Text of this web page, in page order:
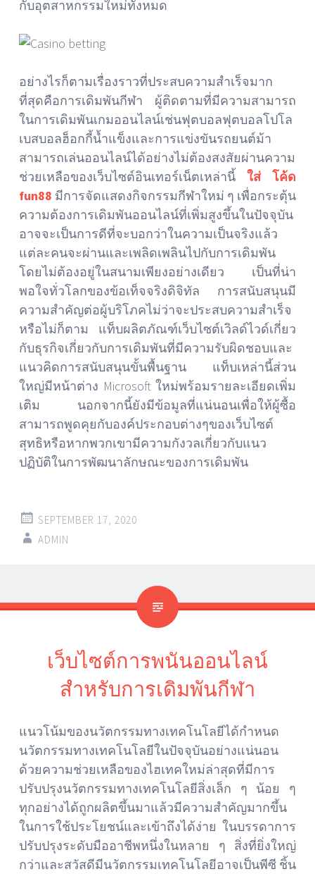
กับอุตสาหกรรมใหม่ทั้งหมด
อย่างไรก็ตามเรื่องราวที่ประสบความสำเร็จมาก
ที่สุดคือการเดิมพันกีฬา ผู้ติดตามที่มีความสามารถ
ในการเดิมพันเกมออนไลน์เช่นฟุตบอลฟุตบอลโปโล
เบสบอลฮ็อกกี้น้ำแข็งและการแข่งขันรถยนต์ม้า
สามารถเล่นออนไลน์ได้อย่างไม่ต้องสงสัยผ่านความ
ช่วยเหลือของเว็บไซต์อินเทอร์เน็ตเหล่านี้ ใส่ โค้ด
fun88 มีการจัดแสดงกิจกรรมกีฬาใหม่ ๆ เพื่อกระตุ้น
ความต้องการเดิมพันออนไลน์ที่เพิ่มสูงขึ้นในปัจจุบัน
อาจจะเป็นการดีที่จะบอกว่าในความเป็นจริงแล้ว
แต่ละคนจะผ่านและเพลิดเพลินไปกับการเดิมพัน
โดยไม่ต้องอยู่ในสนามเพียงอย่างเดียว เป็นที่น่า
พอใจทั่วโลกของข้อเท็จจริงดิจิทัล การสนับสนุนมี
ความสำคัญต่อผู้บริโภคไม่ว่าจะประสบความสำเร็จ
หรือไม่ก็ตาม แท็บผลิตภัณฑ์เว็บไซต์เวิลด์ไวด์เกี่ยว
กับธุรกิจเกี่ยวกับการเดิมพันที่มีความรับผิดชอบและ
แนวคิดการสนับสนุนขั้นพื้นฐาน แท็บเหล่านี้ส่วน
ใหญ่มีหน้าต่าง Microsoft ใหม่พร้อมรายละเอียดเพิ่ม
เติม นอกจากนี้ยังมีข้อมูลที่แน่นอนเพื่อให้ผู้ซื้อ
สามารถพูดคุยกับองค์ประกอบต่างๆของเว็บไซต์
สุทธิหรือหากพวกเขามีความกังวลเกี่ยวกับแนว
ปฏิบัติในการพัฒนาลักษณะของการเดิมพัน
SEPTEMBER 17, 2020
ADMIN
เว็บไซต์การพนันออนไลน์
สำหรับการเดิมพันกีฬา
แนวโน้มของนวัตกรรมทางเทคโนโลยีได้กำหนด
นวัตกรรมทางเทคโนโลยีในปัจจุบันอย่างแน่นอน
ด้วยความช่วยเหลือของไฮเทคใหม่ล่าสุดที่มีการ
ปรับปรุงนวัตกรรมทางเทคโนโลยีสิ่งเล็ก ๆ น้อย ๆ
ทุกอย่างได้ถูกผลิตขึ้นมาแล้วมีความสำคัญมากขึ้น
ในการใช้ประโยชน์และเข้าถึงได้ง่าย ในบรรดาการ
ปรับปรุงระดับมืออาชีพหนึ่งในหลาย ๆ สิ่งที่ยิ่งใหญ่
กว่าและสวัสดีมีนวัตกรรมเทคโนโลยีอาจเป็นพีซี ชิ้น